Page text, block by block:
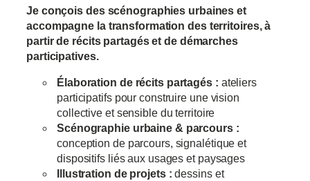
Je conçois des scénographies urbaines et
accompagne la transformation des territoires, à
partir de récits partagés et de démarches
participatives.
Élaboration de récits partagés : ateliers
participatifs pour construire une vision
collective et sensible du territoire
Scénographie urbaine & parcours :
conception de parcours, signalétique et
dispositifs liés aux usages et paysages
Illustration de projets :dessins et